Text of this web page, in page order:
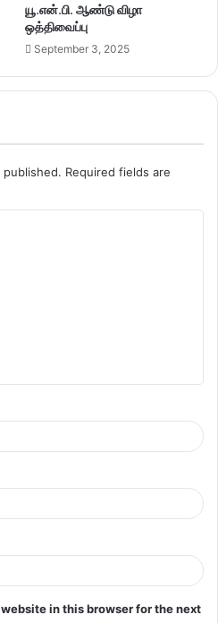
யூ.என்.பி. ஆண்டு விழா
ஒத்திவைப்பு
September 3, 2025
Required fields are
in this browser for the next